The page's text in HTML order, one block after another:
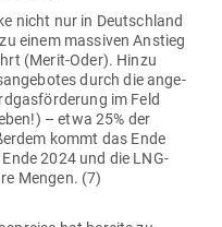
nicht nur in Deutschland
einem mas­siven Anstieg
(Merit-Oder). Hinzu
durch die ange­
im Feld
– etwa 25% der
kommt das Ende
2024 und die LNG-
Mengen. (7)